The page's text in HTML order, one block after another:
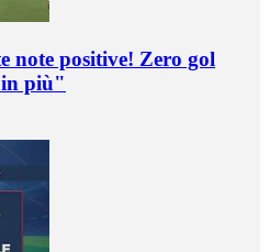
note positive! Zero gol
in più"